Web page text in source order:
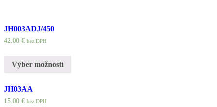
JH003ADJ/450
42.00 € bez DPH
Výber možností
JH03AA
15.00 € bez DPH